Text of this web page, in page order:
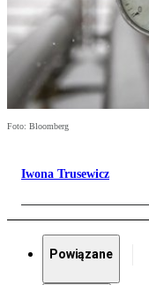
Foto: Bloomberg
Iwona Trusewicz
Powiązane